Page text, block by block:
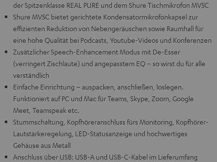
der Spitzenklasse REAL PURE und dem Shure Tischmikrofon MV5C
Shure MV5C bietet gerichtete Kondensatormikrofonkapsel zur
effizienten Reduktion von Nebengeräuschen sowie Raumhall für
eine hohe Qualität bei Podcasts, Youtube-Videos und Konferenzen
Zusätzlicher Speech-Enhancement Modus mit De-Esser
(verringert Zischlaute) und angepasstem EQ – so wirst du für alle
verständlich
Einfache Einrichtung – auspacken, anschließen, loslegen.
Funktioniert auf PC und Mac für Teams, Skype, Zoom, Google
Meet, Teamspeak etc.
Stummschaltung, Kopfhöreranschluss fürs Monitoring, Kopfhörer-
Lautstärkeregelung, LED-Statusanzeige und hochwertiges
Gehäuse aus Metall
Anschluss über USB: USB-A und USB-C-Kabel im Lieferumfang